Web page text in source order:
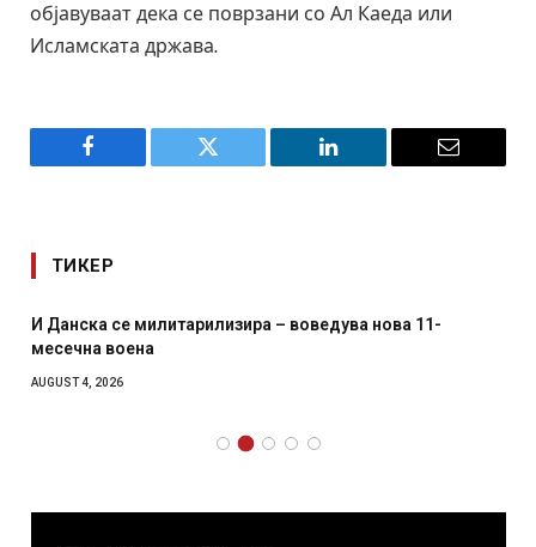
објавуваат дека се поврзани со Ал Каеда или
Исламската држава.
Facebook Twitter LinkedIn Email
ТИКЕР
И Данска се милитарилизира – воведува нова 11-
месечна воена
AUGUST 4, 2026